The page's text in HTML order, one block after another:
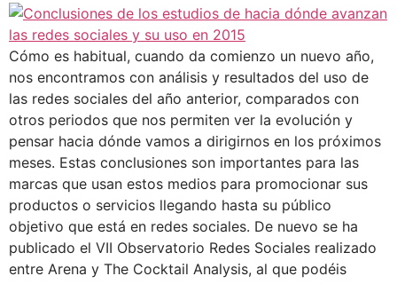
Cómo es habitual, cuando da comienzo un nuevo año,
nos encontramos con análisis y resultados del uso de
las redes sociales del año anterior, comparados con
otros periodos que nos permiten ver la evolución y
pensar hacia dónde vamos a dirigirnos en los próximos
meses. Estas conclusiones son importantes para las
marcas que usan estos medios para promocionar sus
productos o servicios llegando hasta su público
objetivo que está en redes sociales. De nuevo se ha
publicado el VII Observatorio Redes Sociales realizado
entre Arena y The Cocktail Analysis, al que podéis